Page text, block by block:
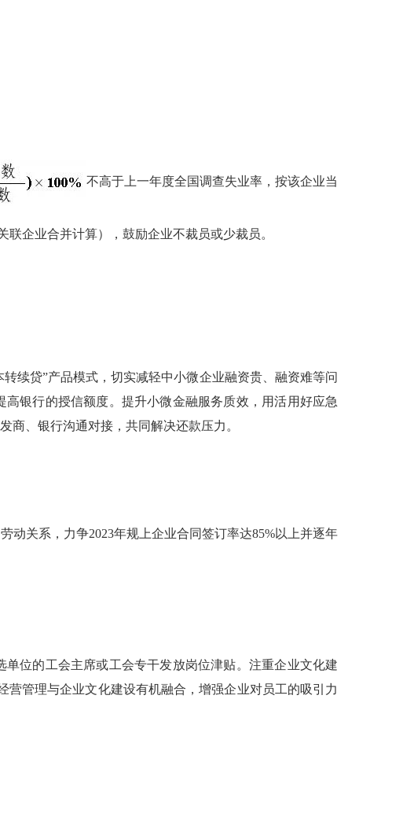
不高于上一年度全国调查失业率，按该企业当
企业合并计算），鼓励企业不裁员或少裁员。
续贷”产品模式，切实减轻中小微企业融资贵、融资难等问
银行的授信额度。提升小微金融服务质效，用活用好应急
商、银行沟通对接，共同解决还款压力。
关系，力争2023年规上企业合同签订率达85%以上并逐年
位的工会主席或工会专干发放岗位津贴。注重企业文化建
管理与企业文化建设有机融合，增强企业对员工的吸引力